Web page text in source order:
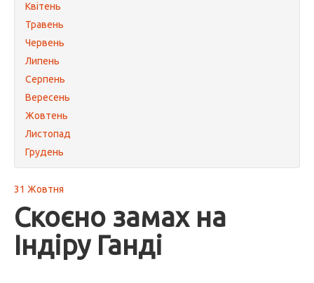
Квітень
Травень
Червень
Липень
Серпень
Вересень
Жовтень
Листопад
Грудень
31 Жовтня
Скоєно замах на
Індіру Ганді